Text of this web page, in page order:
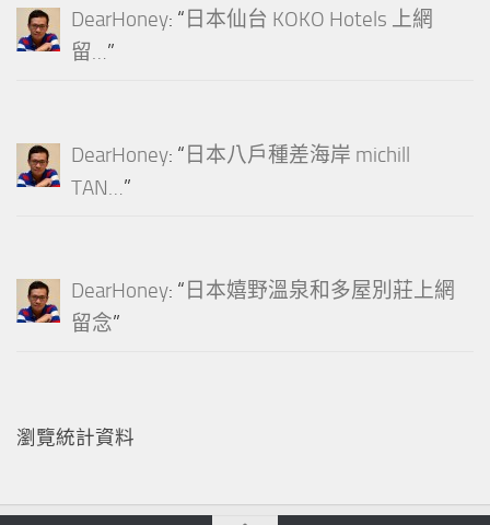
DearHoney: “ 日本仙台 KOKO Hotels 上網
留…”
DearHoney: “ 日本八戶種差海岸 michill
TAN…”
DearHoney: “ 日本嬉野溫泉和多屋別莊上網
留念”
瀏覽統計資料